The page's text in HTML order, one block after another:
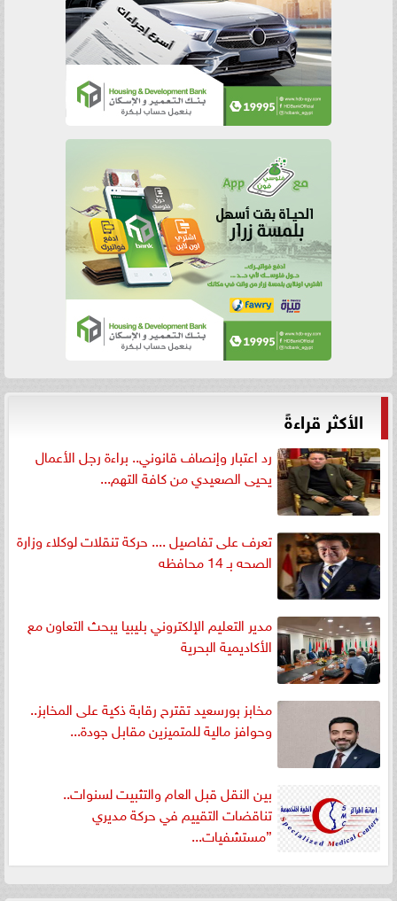
الأكثر قراءةً
رد اعتبار وإنصاف قانوني.. براءة رجل الأعمال
يحيى الصعيدي من كافة التهم...
تعرف على تفاصيل .... حركة تنقلات لوكلاء وزارة
الصحه بـ 14 محافظه
مدير التعليم الإلكتروني بليبيا يبحث التعاون مع
الأكاديمية البحرية
مخابز بورسعيد تقترح رقابة ذكية على المخابز..
وحوافز مالية للمتميزين مقابل جودة...
بين النقل قبل العام والتثبيت لسنوات..
تناقضات التقييم في حركة مديري
”مستشفيات...